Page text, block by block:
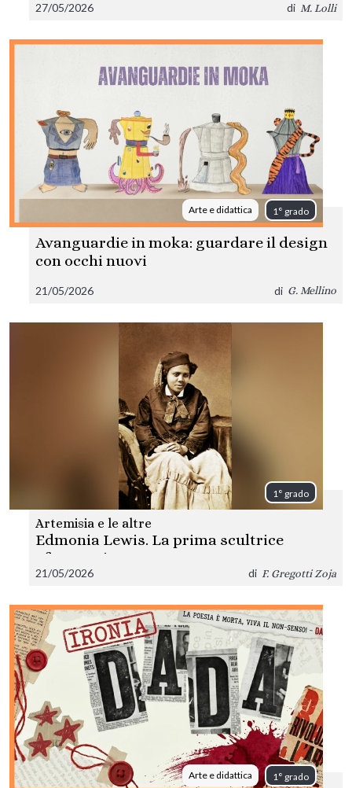
27/05/2026 di M. Lolli
Arte e didattica 1° grado
Avanguardie in moka: guardare il design
con occhi nuovi
21/05/2026 di G. Mellino
1° grado
Artemisia e le altre
Edmonia Lewis. La prima scultrice
afroamericana
21/05/2026 di F. Gregotti Zoja
Arte e didattica 1° grado